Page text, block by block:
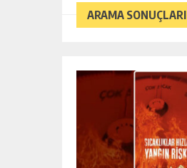
ARAMA SONUÇLARI